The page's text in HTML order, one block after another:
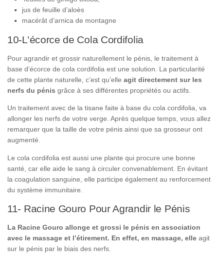
jus de feuille d’aloès
macérât d’arnica de montagne
10-L’écorce de Cola Cordifolia
Pour agrandir et grossir naturellement le pénis, le traitement à
base d’écorce de cola cordifolia est une solution. La particularité
de cette plante naturelle, c’est qu’elle agit directement sur les
nerfs du pénis grâce à ses différentes propriétés ou actifs.
Un traitement avec de la tisane faite à base du cola cordifolia, va
allonger les nerfs de votre verge. Après quelque temps, vous allez
remarquer que la taille de votre pénis ainsi que sa grosseur ont
augmenté.
Le cola cordifolia est aussi une plante qui procure une bonne
santé, car elle aide le sang à circuler convenablement. En évitant
la coagulation sanguine, elle participe également au renforcement
du système immunitaire.
11- Racine Gouro Pour Agrandir le Pénis
La Racine Gouro allonge et grossi le pénis en association
avec le massage et l’étirement. En effet, en massage, elle agit
sur le pénis par le biais des nerfs.